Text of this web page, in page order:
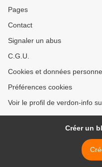
Pages
Contact
Signaler un abus
C.G.U.
Cookies et données
Préférences cookies
Voir le profil de verdon-info
Créer un